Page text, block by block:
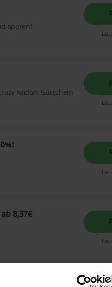
sparen!
Factory Gutschein
8,37€